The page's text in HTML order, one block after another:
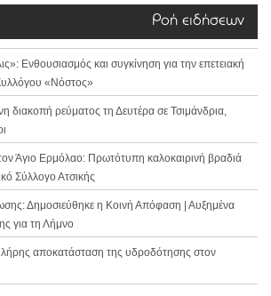
Ροή ειδήσεων
Ενθουσιασμός και συγκίνηση για την επετειακή
«Νόστος»
διακοπή ρεύματος τη Δευτέρα σε Τσιμάνδρια,
Άγιο Ερμόλαο: Πρωτότυπη καλοκαιρινή βραδιά
Σύλλογο Ατσικής
Δημοσιεύθηκε η Κοινή Απόφαση | Αυξημένα
για τη Λήμνο
αποκατάσταση της υδροδότησης στον